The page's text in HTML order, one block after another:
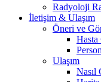
Radyoloji
İletişim & Ulaşım
Öneri ve
Hasta
Ulaşım
Nasıl